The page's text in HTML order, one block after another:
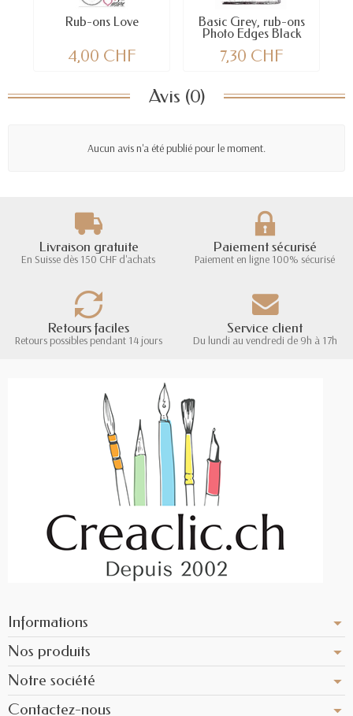
Rub-ons Love
4,00 CHF
Basic Grey, rub-ons
Photo Edges Black
7,30 CHF
Avis (0)
Aucun avis n'a été publié pour le moment.
Livraison gratuite
En Suisse dès 150 CHF d'achats
Paiement sécurisé
Paiement en ligne 100% sécurisé
Retours faciles
Retours possibles pendant 14 jours
Service client
Du lundi au vendredi de 9h à 17h
Informations
Nos produits
Notre société
Contactez-nous